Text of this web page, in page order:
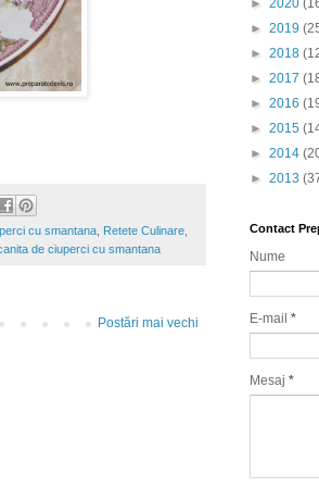
cu smantana Retete Culinare
de ciuperci cu smantana
Postări mai vechi
► 2020
► 2019
► 2018
► 2017
► 2016
► 2015
► 2014
► 2013
Contact
Nume
E-mail *
Mesaj *